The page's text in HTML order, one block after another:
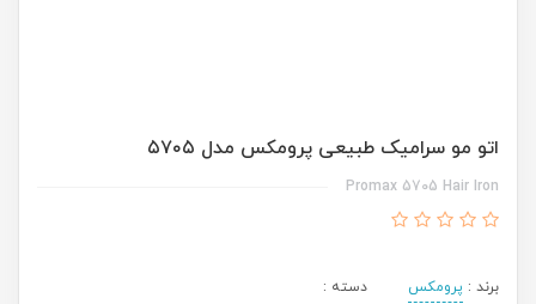
اتو مو سرامیک طبیعی پرومکس مدل ۵۷۰۵
Promax 5705 Hair Iron
برند : پرومکس دسته :